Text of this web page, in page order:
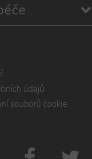
údajů
souborů cookie